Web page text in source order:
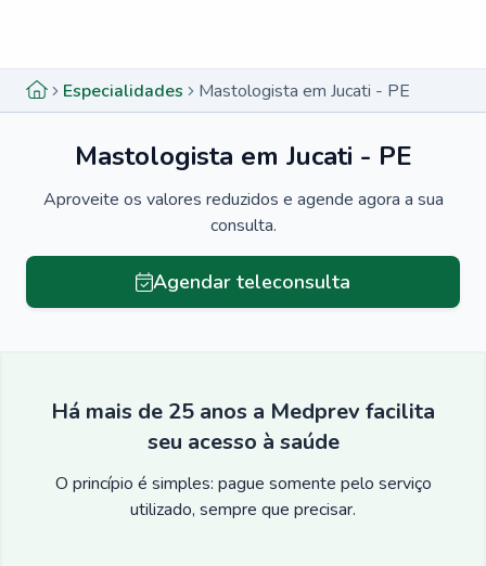
Especialidades Mastologista em Jucati - PE
Mastologista em Jucati - PE
Aproveite os valores reduzidos e agende agora a sua
consulta.
Agendar teleconsulta
Há mais de 25 anos a Medprev facilita
seu acesso à saúde
O princípio é simples: pague somente pelo serviço
utilizado, sempre que precisar.